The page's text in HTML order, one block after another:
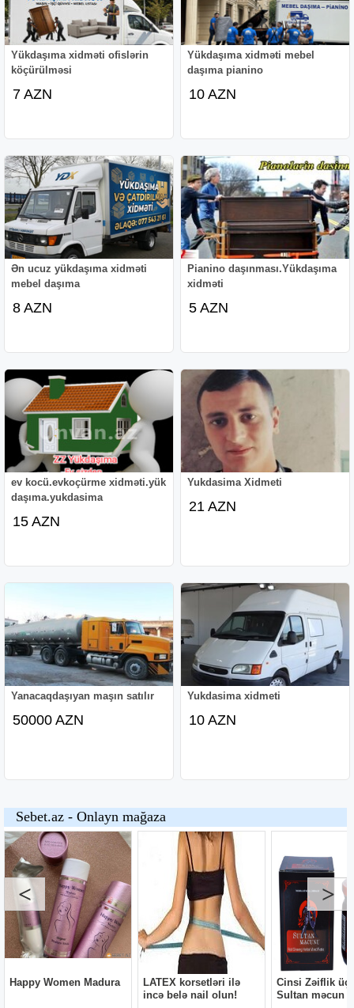
Yükdaşıma xidməti ofislərin
köçürülməsi
7 AZN
Yükdaşıma xidməti mebel
daşıma pianino
10 AZN
Ən ucuz yükdaşıma xidməti
mebel daşıma
8 AZN
Pianino daşınması.Yükdaşıma
xidməti
5 AZN
ev kocü.evkoçürme xidməti.yük
daşıma.yukdasima
15 AZN
Yukdasima Xidmeti
21 AZN
Yanacaqdaşıyan maşın satılır
50000 AZN
Yukdasima xidmeti
10 AZN